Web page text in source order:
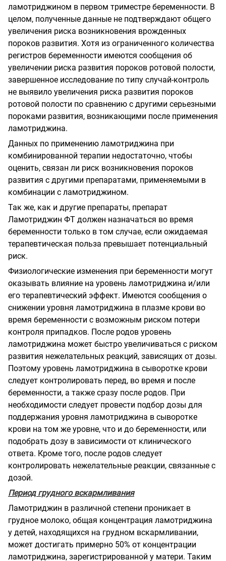
ламотриджином в первом триместре беременности. В
целом, полученные данные не подтверждают общего
увеличения риска возникновения врожденных
пороков развития. Хотя из ограниченного количества
регистров беременности имеются сообщения об
увеличении риска развития пороков ротовой полости,
завершенное исследование по типу случай-контроль
не выявило увеличения риска развития пороков
ротовой полости по сравнению с другими серьезными
пороками развития, возникающими после применения
ламотриджина.
Данных по применению ламотриджина при
комбинированной терапии недостаточно, чтобы
оценить, связан ли риск возникновения пороков
развития с другими препаратами, применяемыми в
комбинации с ламотриджином.
Так же, как и другие препараты, препарат
Ламотриджин ФТ должен назначаться во время
беременности только в том случае, если ожидаемая
терапевтическая польза превышает потенциальный
риск.
Физиологические изменения при беременности могут
оказывать влияние на уровень ламотриджина и/или
его терапевтический эффект. Имеются сообщения о
снижении уровня ламотриджина в плазме крови во
время беременности с возможным риском потери
контроля припадков. После родов уровень
ламотриджина может быстро увеличиваться с риском
развития нежелательных реакций, зависящих от дозы.
Поэтому уровень ламотриджина в сыворотке крови
следует контролировать перед, во время и после
беременности, а также сразу после родов. При
необходимости следует провести подбор дозы для
поддержания уровня ламотриджина в сыворотке
крови на том же уровне, что и до беременности, или
подобрать дозу в зависимости от клинического
ответа. Кроме того, после родов следует
контролировать нежелательные реакции, связанные с
дозой.
Период грудного вскармливания
Ламотриджин в различной степени проникает в
грудное молоко, общая концентрация ламотриджина
у детей, находящихся на грудном вскармливании,
может достигать примерно 50% от концентрации
ламотриджина, зарегистрированной у матери. Таким